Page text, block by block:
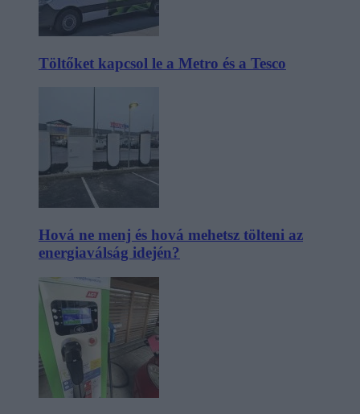
Töltőket kapcsol le a Metro és a Tesco
Hová ne menj és hová mehetsz tölteni az
energiaválság idején?